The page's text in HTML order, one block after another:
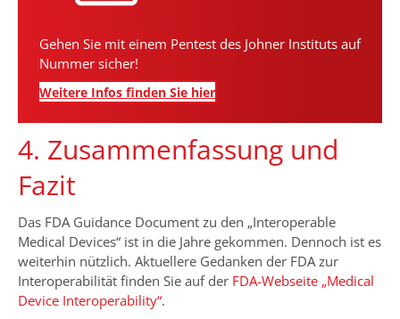
Gehen Sie mit einem Pentest des Johner Instituts auf
Nummer sicher!
Weitere Infos finden Sie hier
4. Zusammenfassung und
Fazit
Das FDA Guidance Document zu den „Interoperable
Medical Devices“ ist in die Jahre gekommen. Dennoch ist es
weiterhin nützlich. Aktuellere Gedanken der FDA zur
Interoperabilität finden Sie auf der FDA-Webseite „Medical
Device Interoperability“.